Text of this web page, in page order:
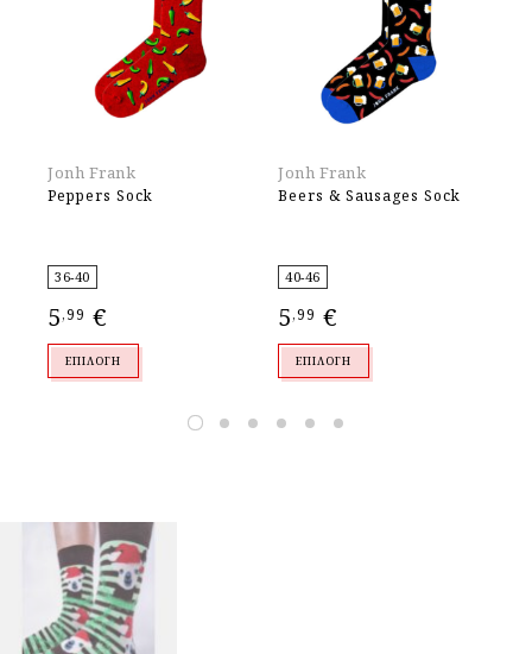
Jonh Frank
Peppers Sock
36-40
5,99 €
ΕΠΙΛΟΓΉ
Jonh Frank
Beers & Sausages Sock
40-46
5,99 €
ΕΠΙΛΟΓΉ